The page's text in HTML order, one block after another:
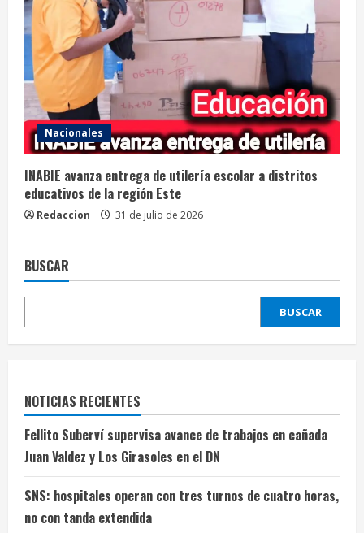
Nacionales
INABIE avanza entrega de utilería escolar a distritos
educativos de la región Este
Redaccion 31 de julio de 2026
BUSCAR
BUSCAR
NOTICIAS RECIENTES
Fellito Suberví supervisa avance de trabajos en cañada
Juan Valdez y Los Girasoles en el DN
SNS: hospitales operan con tres turnos de cuatro horas,
no con tanda extendida